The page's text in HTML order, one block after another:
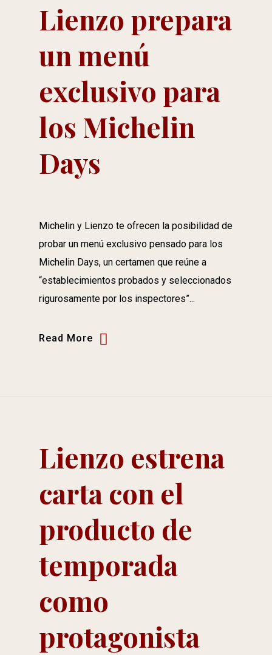
Lienzo prepara
un menú
exclusivo para
los Michelin
Days
Michelin y Lienzo te ofrecen la posibilidad de
probar un menú exclusivo pensado para los
Michelin Days, un certamen que reúne a
“establecimientos probados y seleccionados
rigurosamente por los inspectores”...
Read More
Lienzo estrena
carta con el
producto de
temporada
como
protagonista